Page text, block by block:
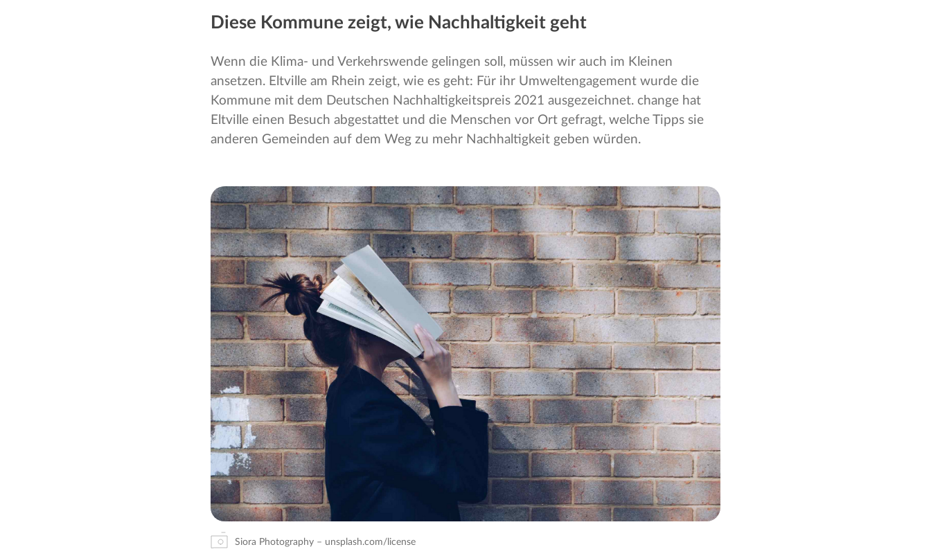
Diese Kommune zeigt, wie Nachhaltigkeit geht
Wenn die Klima- und Verkehrswende gelingen soll, müssen wir auch im Kleinen
ansetzen. Eltville am Rhein zeigt, wie es geht: Für ihr Umweltengagement wurde die
Kommune mit dem Deutschen Nachhaltigkeitspreis 2021 ausgezeichnet. change hat
Eltville einen Besuch abgestattet und die Menschen vor Ort gefragt, welche Tipps sie
anderen Gemeinden auf dem Weg zu mehr Nachhaltigkeit geben würden.
Siora Photography – unsplash.com/license